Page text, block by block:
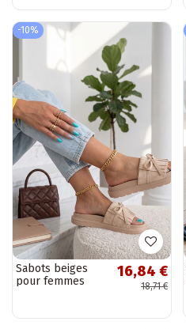
-10%
Sabots beiges
pour femmes
16,84 €
18,71 €